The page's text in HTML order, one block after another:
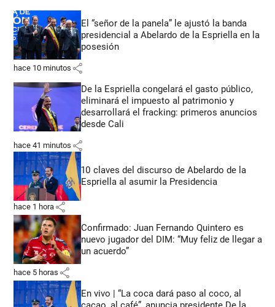
El “señor de la panela” le ajustó la banda
presidencial a Abelardo de la Espriella en la
posesión
hace 10 minutos share
De la Espriella congelará el gasto público,
eliminará el impuesto al patrimonio y
desarrollará el fracking: primeros anuncios
desde Cali
hace 41 minutos share
10 claves del discurso de Abelardo de la
Espriella al asumir la Presidencia
hace 1 hora share
Confirmado: Juan Fernando Quintero es
nuevo jugador del DIM: “Muy feliz de llegar a
un acuerdo”
hace 5 horas share
En vivo | “La coca dará paso al coco, al